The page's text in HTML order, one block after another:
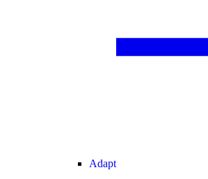
Adapt